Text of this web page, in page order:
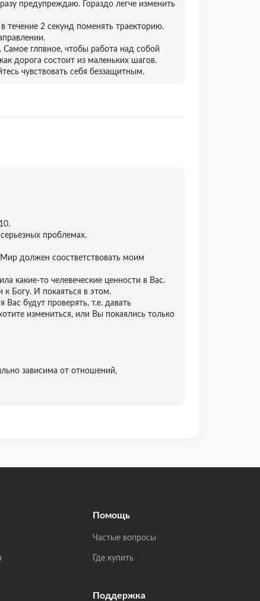
предупреждаю. Гораздо легче изменить
течение 2 секунд поменять траекторию.
глпвное, чтобы работа над собой
дорога состоит из маленьких шагов.
чувствовать себя беззащитным.
проблемах.
должен соостветствовать моим
какие-то челевеческие ценности в Вас.
Богу. И покаяться в этом.
будут проверять, т.е. давать
измениться, или Вы покаялись только
зависима от отношений,
Помощь
Частые вопросы
Где купить
Поддержка